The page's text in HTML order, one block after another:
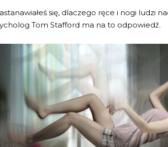
się, dlaczego ręce i nogi ludzi
Tom Stafford ma na to odpowiedź.